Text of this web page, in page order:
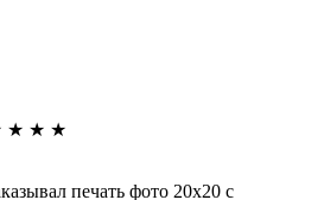
★ ★ ★
печать фото 20х20 с